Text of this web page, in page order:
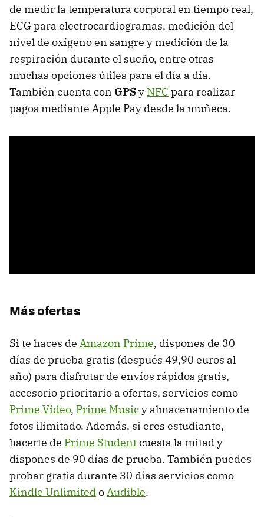
de medir la temperatura corporal en tiempo real,
ECG para electrocardiogramas, medición del
nivel de oxígeno en sangre y medición de la
respiración durante el sueño, entre otras
muchas opciones útiles para el día a día.
También cuenta con GPSy NFC para realizar
pagos mediante Apple Pay desde la muñeca.
Más ofertas
Si te haces de Amazon Prime, dispones de 30
días de prueba gratis (después 49,90 euros al
año) para disfrutar de envíos rápidos gratis,
accesorio prioritario a ofertas, servicios como
Prime Video, Prime Musicy almacenamiento de
fotos ilimitado. Además, si eres estudiante,
hacerte de Prime Studentcuesta la mitad y
dispones de 90 días de prueba. También puedes
probar gratis durante 30 días servicios como
Kindle UnlimitedoAudible.